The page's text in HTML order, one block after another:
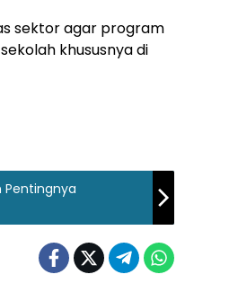
sektor agar program
khususnya di
Pentingnya